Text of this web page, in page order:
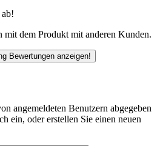
mit dem Produkt mit anderen Kunden.
Bewertungen anzeigen!
angemeldeten Benutzern abgegeben
ein, oder erstellen Sie einen neuen